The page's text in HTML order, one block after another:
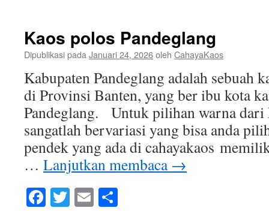
Kaos polos Pandeglang
Dipublikasi pada Januari 24, 2026oleh CahayaKaos
Kabupaten Pandeglang adalah sebuah
di Provinsi Banten, yang ber ibu kota
Pandeglang. Untuk pilihan warna dari
sangatlah bervariasi yang bisa anda
pendek yang ada di cahayakaos
… Lanjutkan membaca →
Facebook
Twitter
Email